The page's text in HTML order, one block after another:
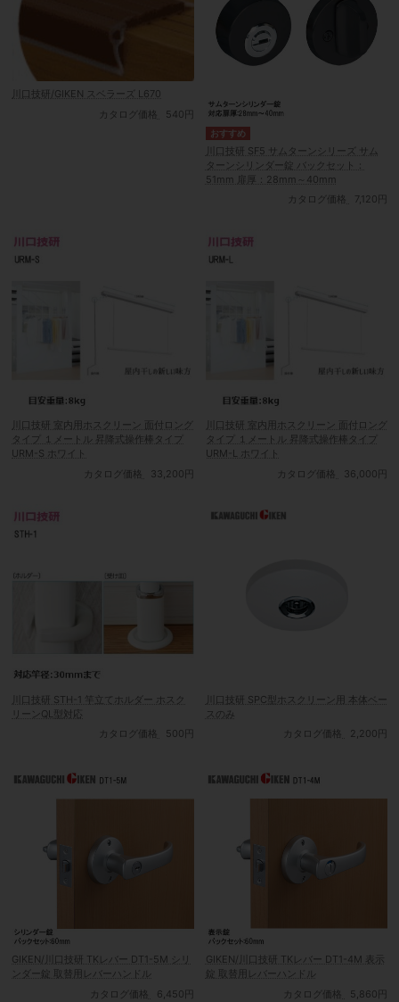
川口技研/GIKEN スベラーズ L670
カタログ価格
540円
川口技研 SF5 サムターンシリーズ サム
ターンシリンダー錠 バックセット：
51mm 扉厚：28mm～40mm
カタログ価格
7,120円
川口技研 室内用ホスクリーン 面付ロング
タイプ １メートル 昇降式操作棒タイプ
URM-S ホワイト
カタログ価格
33,200円
川口技研 室内用ホスクリーン 面付ロング
タイプ １メートル 昇降式操作棒タイプ
URM-L ホワイト
カタログ価格
36,000円
川口技研 STH-1 竿立てホルダー ホスク
リーンQL型対応
カタログ価格
500円
川口技研 SPC型ホスクリーン用 本体ベー
スのみ
カタログ価格
2,200円
GIKEN/川口技研 TKレバー DT1-5M シリ
ンダー錠 取替用レバーハンドル
カタログ価格
6,450円
GIKEN/川口技研 TKレバー DT1-4M 表示
錠 取替用レバーハンドル
カタログ価格
5,860円